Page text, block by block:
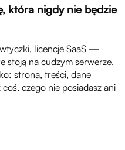
która nigdy nie będzie
licencje SaaS —
stoją na cudzym serwerze.
strona, treści, dane
czego nie posiadasz ani